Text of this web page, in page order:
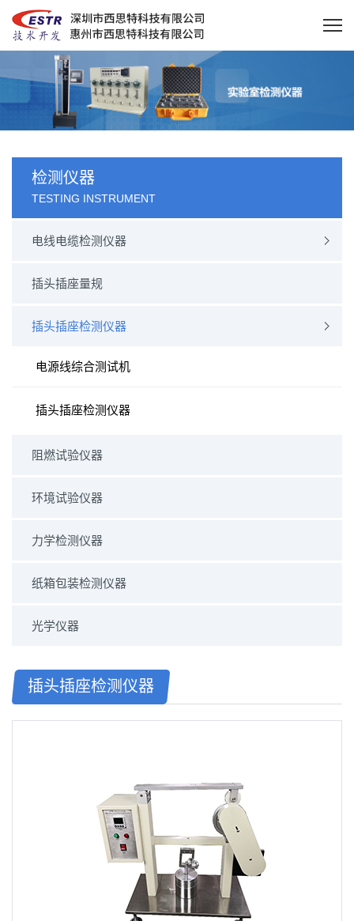
检测仪器
TESTING INSTRUMENT
电线电缆检测仪器
插头插座量规
插头插座检测仪器
电源线综合测试机
插头插座检测仪器
阻燃试验仪器
环境试验仪器
力学检测仪器
纸箱包装检测仪器
光学仪器
插头插座检测仪器